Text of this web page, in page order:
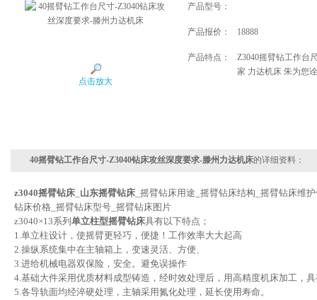
点击放大
产品型号：
产品报价： 18888
产品特点：
Z3040摇臂钻工作台
家 力达机床 朱为您
40摇臂钻工作台尺寸-Z3040钻床攻丝深度要求-滕州力达机床的详细资料：
z3040摇臂钻床 山东摇臂钻床 _摇臂钻床用途_摇臂钻床结构_摇臂钻床维
钻床价格_摇臂钻床型号_摇臂钻床图片
z3040×13系列 单立柱型摇臂钻床具有以下特点；
1.单立柱设计，使摇臂更轻巧，便捷！工作效率大大起高
2.操纵系统集中在主轴箱上，变速灵活、方便、
3.进给机械电器双保险，安全。避免误操作
4.基础大件采用优质材料成型铸造，经时效处理后，用高精度机床加工，
5.各导轨面均经淬硬处理，主轴采用氮化处理，延长使用寿命。